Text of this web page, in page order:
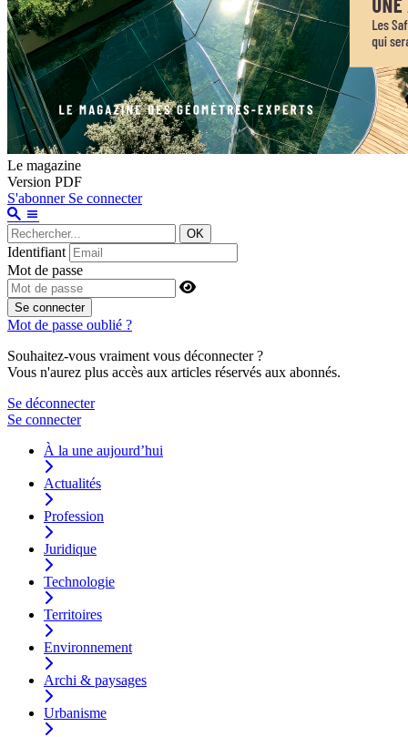
Le magazine
Version PDF
S'abonner Se connecter
OK
Identifiant
Mot de passe
Se connecter
Mot de passe oublié ?
Souhaitez-vous vraiment vous déconnecter ?
Vous n'aurez plus accès aux articles réservés aux abonnés.
Se déconnecter
Se connecter
À la une aujourd’hui
Actualités
Profession
Juridique
Technologie
Territoires
Environnement
Archi & paysages
Urbanisme